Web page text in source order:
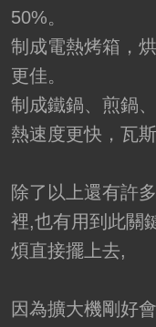
50%。
制成電熱烤箱，
更佳。
制成鐵鍋、煎鍋
熱速度更快，瓦斯
除了以上還有許
裡,也有用到此關
煩直接擺上去,
因為擴大機剛好